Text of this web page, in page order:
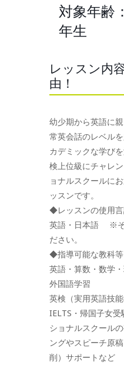
対象年齢
年生
レッスン内
由！
幼少期から英語に
常英会話のレベル
カデミックな学び
検上位級にチャレ
ョナルスクールに
ッスンです。
◆レッスンの使用
英語・日本語 ※そ
ださい。
◆指導可能な教科等
英語・算数・数学
外国語学習
英検（実用英語技
IELTS・帰国子女
ショナルスクール
ングやスピーチ原
削）サポートなど